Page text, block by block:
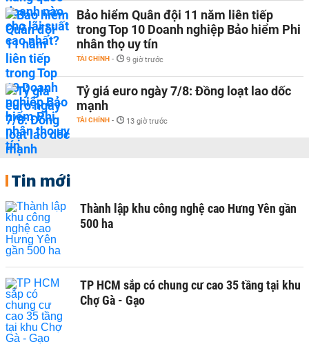
Bảo hiểm Quân đội 11 năm liên tiếp
trong Top 10 Doanh nghiệp Bảo hiểm Phi
nhân thọ uy tín
TÀI CHÍNH - 9 giờ trước
Tỷ giá euro ngày 7/8: Đồng loạt lao dốc
mạnh
TÀI CHÍNH - 13 giờ trước
Tin mới
Thành lập khu công nghệ cao Hưng Yên gần
500 ha
TP HCM sắp có chung cư cao 35 tầng tại khu
Chợ Gà - Gạo